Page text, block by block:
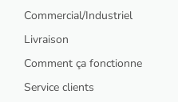
Commercial/Industriel
Livraison
Comment ça fonctionne
Service clients